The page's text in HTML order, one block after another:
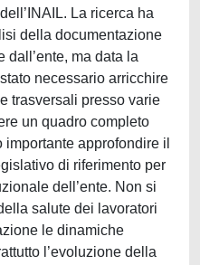
La ricerca ha
della documentazione
dall’ente, ma data la
necessario arricchire
trasversali presso varie
un quadro completo
importante approfondire il
di riferimento per
dell’ente. Non si
salute dei lavoratori
le dinamiche
l’evoluzione della